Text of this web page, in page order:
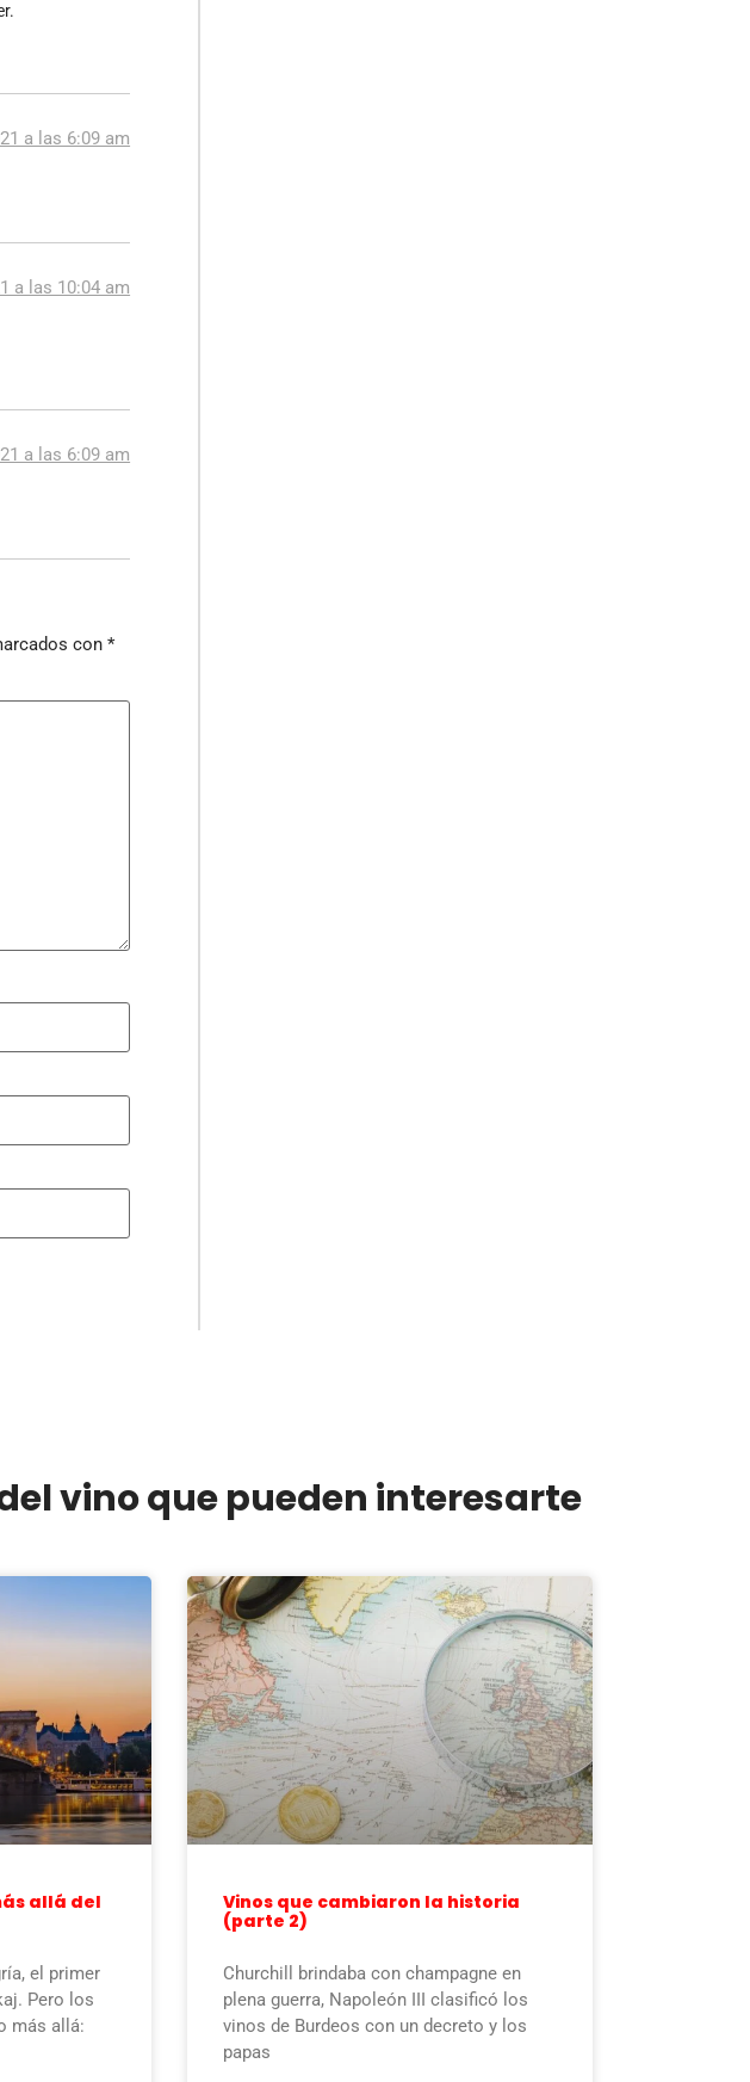
a las 6:09 am
a las 10:04 am
a las 6:09 am
con *
vino que pueden interesarte
allá del
el primer
Pero los
más allá:
Vinos que cambiaron la historia
(parte 2)
Churchill brindaba con champagne en
plena guerra, Napoleón III clasificó los
vinos de Burdeos con un decreto y los
papas